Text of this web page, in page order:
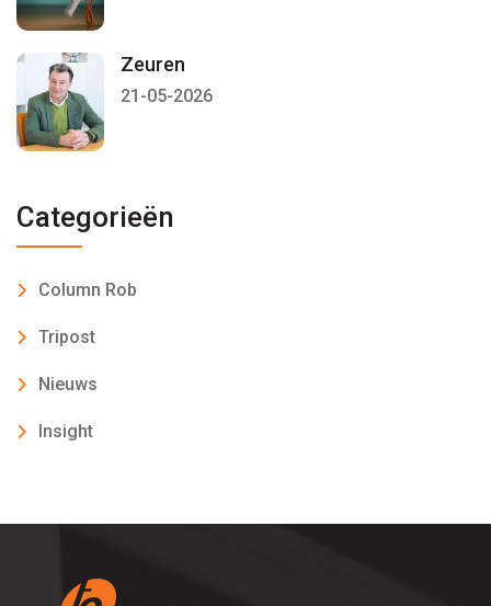
Zeuren
21-05-2026
Categorieën
Column Rob
Tripost
Nieuws
Insight